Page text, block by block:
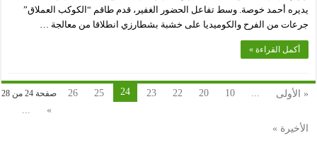
يديره أحمد خوصة. وسط تفاعل الحضور الغفير، قدم طاقم “الكوكب العملاق”
جرعات من الفرح والكوميديا على خشبة بشطارزي انطلاقا من معالجة …
أكمل القراءة »
صفحة 24 من 28 « الأولى 10
20
22
23
24
25
26
»
الأخيرة »